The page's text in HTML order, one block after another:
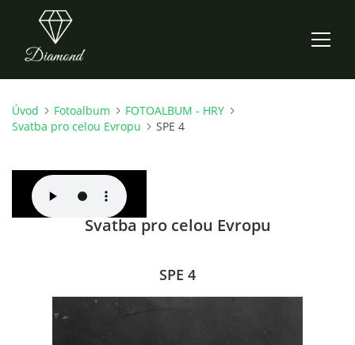
ÚVOD
O NÁS
CO NOVÉHO ZKOUŠÍME
Úvod Fotoalbum
FOTOALBUM - HRY
Svatba pro celou Evropu
SPE 4
Svatba pro celou Evropu
SPE 4